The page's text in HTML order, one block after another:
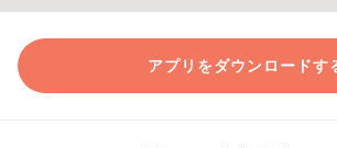
アプリをダウンロードす